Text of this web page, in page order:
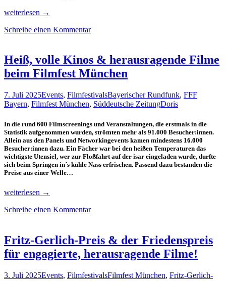
25
Camgaroo:
und
Filmpreisverleihung
am
April
im
München
weiterlesen →
Schreibe einen Kommentar
Heiß, volle Kinos & herausragende Filme
beim Filmfest München
7. Juli 2025Events, FilmfestivalsBayerischer Rundfunk, FFF
Bayern, Filmfest München, Süddeutsche ZeitungDoris
In die rund 600 Filmscreenings und Veranstaltungen, die erstmals in die
Statistik aufgenommen wurden, strömten mehr als 91.000 Besucher:innen.
Allein aus den Panels und Networkingevents kamen mindestens 16.000
Besucher:innen dazu. Ein Fächer war bei den heißen Temperaturen das
wichtigste Utensiel, wer zur Floßfahrt auf der isar eingeladen wurde, durfte
sich beim Springen in´s kühle Nass erfrischen. Passend dazu bestanden die
Preise aus einer Welle…
Heiß,
Kinos
Filme
beim
Filmfest
weiterlesen →
Schreibe einen Kommentar
Fritz-Gerlich-Preis & der Friedenspreis
für engagierte, herausragende Filme!
3. Juli 2025Events, FilmfestivalsFilmfest München, Fritz-Gerlich-